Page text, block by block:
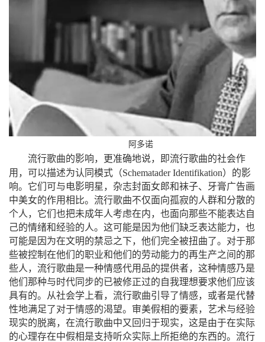
阿多诺
流行歌曲的影响，更准确地说，即流行歌曲的社会作
用，可以描述为认同模式
（Schematader Identifikation）
的影
响。它们可与电影明星，杂志封面女郎和袜子、牙膏广告画
中美女的作用相比。流行歌曲不仅面向孤寂的人群和分散的
个人，它们也把未成年人考虑在内，也面向那些不能表达自
己的情绪和经验的人。这可能是因为他们缺乏表达能力，也
可能是因为在文明的禁忌之下，他们完全被扭曲了。对于那
些被控制在他们的职业和他们的劳动能力的再生产之间的那
些人，流行歌曲是一种情感代用品的提供者，这种情感乃是
他们那种与时代同步的已被修正过的自我理想要求他们应该
具有的。从社会学上看，流行歌曲引导了情感，或者是代替
性地满足了对于情感的渴望。审美假相的要素，艺术与经验
现实的脱离，在流行歌曲中又回归于现实，这是由于在实际
的心理存在中假相是支持听众实际上所拒绝的东西的。流行